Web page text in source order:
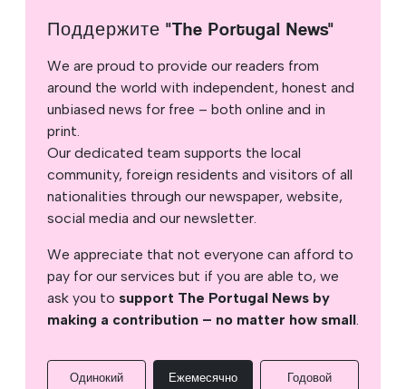
Поддержите "The Portugal News"
We are proud to provide our readers from
around the world with independent, honest and
unbiased news for free – both online and in
print.
Our dedicated team supports the local
community, foreign residents and visitors of all
nationalities through our newspaper, website,
social media and our newsletter.
We appreciate that not everyone can afford to
pay for our services but if you are able to, we
ask you to support The Portugal News by
making a contribution – no matter how small.
Одинокий Ежемесячно Годовой